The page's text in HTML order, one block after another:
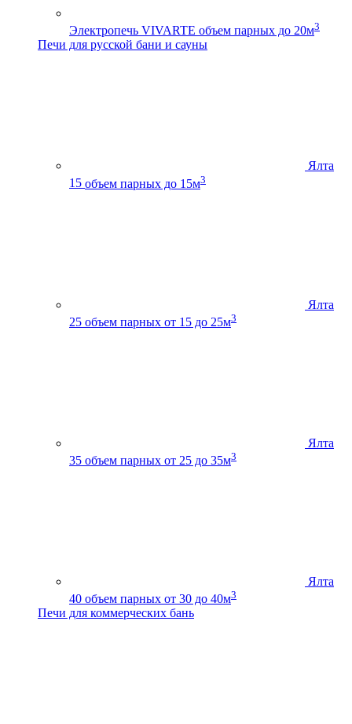
Электропечь VIVARTE объем парных до 20м3
Печи для русской бани и сауны
Ялта
15 объем парных до 15м3
Ялта
25 объем парных от 15 до 25м3
Ялта
35 объем парных от 25 до 35м3
Ялта
40 объем парных от 30 до 40м3
Печи для коммерческих бань